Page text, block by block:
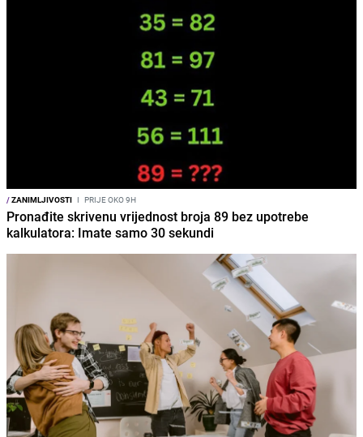
/ZANIMLJIVOSTI I PRIJE OKO 9H
Pronađite skrivenu vrijednost broja 89 bez upotrebe
kalkulatora: Imate samo 30 sekundi